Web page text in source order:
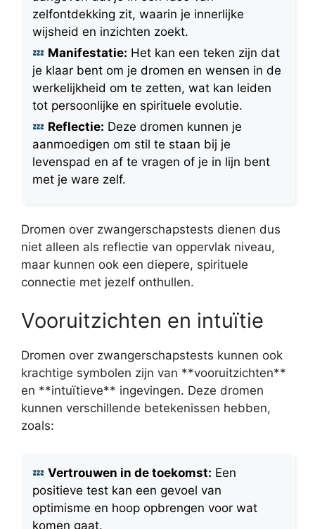
zelfontdekking zit, waarin je innerlijke
wijsheid en inzichten zoekt.
Manifestatie: Het kan een teken zijn dat
je klaar bent om je dromen en wensen in de
werkelijkheid om te zetten, wat kan leiden
tot persoonlijke en spirituele evolutie.
Reflectie: Deze dromen kunnen je
aanmoedigen om stil te staan bij je
levenspad en af te vragen of je in lijn bent
met je ware zelf.
Dromen over zwangerschapstests dienen dus
niet alleen als reflectie van oppervlak niveau,
maar kunnen ook een diepere, spirituele
connectie met jezelf onthullen.
Vooruitzichten en intuïtie
Dromen over zwangerschapstests kunnen ook
krachtige symbolen zijn van **vooruitzichten**
en **intuïtieve** ingevingen. Deze dromen
kunnen verschillende betekenissen hebben,
zoals:
Vertrouwen in de toekomst: Een
positieve test kan een gevoel van
optimisme en hoop opbrengen voor wat
komen gaat.